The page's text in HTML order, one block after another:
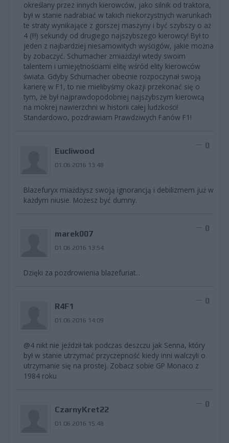
określany przez innych kierowców, jako silnik od traktora,
był w stanie nadrabiać w takich niekorzystnych warunkach
te straty wynikające z gorszej maszyny i być szybszy o aż
4 (!!!) sekundy od drugiego najszybszego kierowcy! Był to
jeden z najbardziej niesamowitych wyścigów, jakie można
by zobaczyć. Schumacher zmiażdżył wtedy swoim
talentem i umiejętnościami elitę wśród elity kierowców
świata. Gdyby Schumacher obecnie rozpoczynał swoją
karierę w F1, to nie mielibyśmy okazji przekonać się o
tym, że był najprawdopodobniej najszybszym kierowcą
na mokrej nawierzchni w historii całej ludzkości!
Standardowo, pozdrawiam Prawdziwych Fanów F1!
Eucliwood
01.06.2016 13:48
0
Blazefuryx miażdżysz swoją ignorancją i debilizmem już w
każdym niusie. Możesz być dumny.
marek007
01.06.2016 13:54
0
Dzięki za pozdrowienia blazefuriat...
R4F1
01.06.2016 14:09
0
@4 nikt nie jeździł tak podczas deszczu jak Senna, który
był w stanie utrzymać przyczepność kiedy inni walczyli o
utrzymanie się na prostej. Zobacz sobie GP Monaco z
1984 roku
CzarnyKret22
01.06.2016 15:48
0